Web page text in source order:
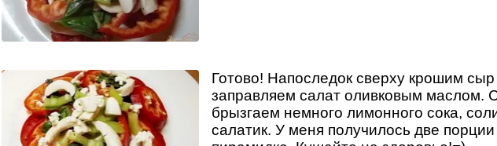
Готово! Напоследок сверху крошим
заправляем салат оливковым маслом.
брызгаем немного лимонного сока,
салатик. У меня получилось две